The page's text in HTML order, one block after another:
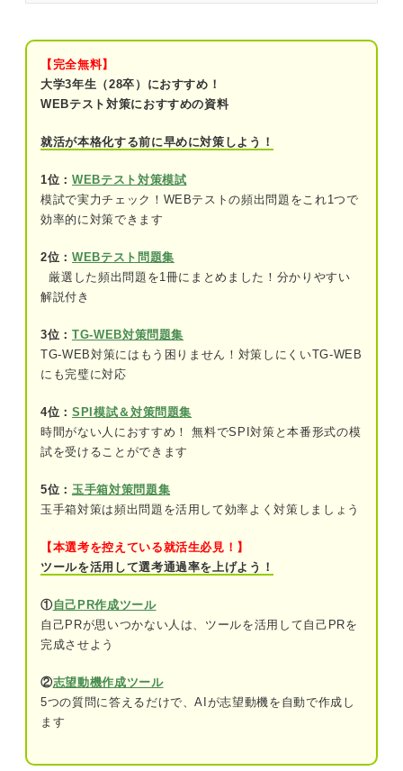
文章理解で押さえておきたい接続語一覧
公務員試験「文章理解」の練習問題12問｜専門家
が解法を説明！
問題3（難易度：★★★☆☆）
問題5（難易度：★★★☆☆）
問題7（難易度：★★★☆☆）
問題9（難易度：★★★★☆）
問題10（難易度：★★★★☆）
問題11（難易度：★★☆☆☆）
公務員試験の文章理解を対策する際のポイント
【完全無料】
大学3年生（28卒）におすすめ！
WEBテスト対策におすすめの資料
就活が本格化する前に早めに対策しよう！
1位： WEBテスト対策模試
模試で実力チェック！WEBテストの頻出問題をこれ1つで
効率的に対策できます
2位： WEBテスト問題集
厳選した頻出問題を1冊にまとめました！分かりやすい
解説付き
3位： TG-WEB対策問題集
TG-WEB対策にはもう困りません！対策しにくいTG-WEB
にも完璧に対応
4位： SPI模試＆対策問題集
時間がない人におすすめ！ 無料でSPI対策と本番形式の模
試を受けることができます
5位： 玉手箱対策問題集
玉手箱対策は頻出問題を活用して効率よく対策しましょう
【本選考を控えている就活生必見！】
ツールを活用して選考通過率を上げよう！
①自己PR作成ツール
自己PRが思いつかない人は、ツールを活用して自己PRを
完成させよう
②志望動機作成ツール
5つの質問に答えるだけで、AIが志望動機を自動で作成し
ます